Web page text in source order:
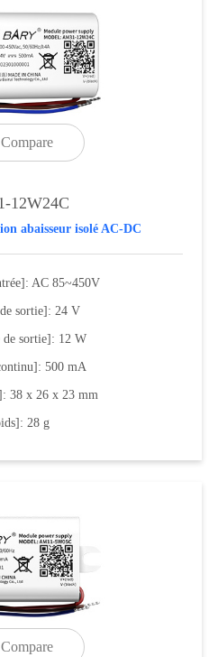
Compare
12W24C
abaisseur isolé AC-DC
AC 85~450V
sortie]: 24 V
de sortie]: 12 W
500 mA
38 x 26 x 23 mm
28 g
Compare